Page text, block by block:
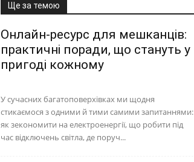
Ще за темою
Онлайн-ресурс для мешканців:
практичні поради, що стануть у
пригоді кожному
У сучасних багатоповерхівках ми щодня
стикаємося з одними й тими самими запитаннями:
як зекономити на електроенергії, що робити під
час відключень світла, де поруч...